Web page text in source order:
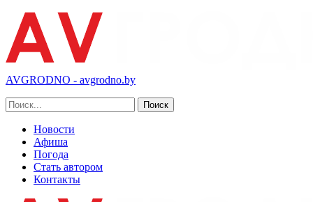
AVGRODNO - avgrodno.by
Новости
Афиша
Погода
Стать автором
Контакты